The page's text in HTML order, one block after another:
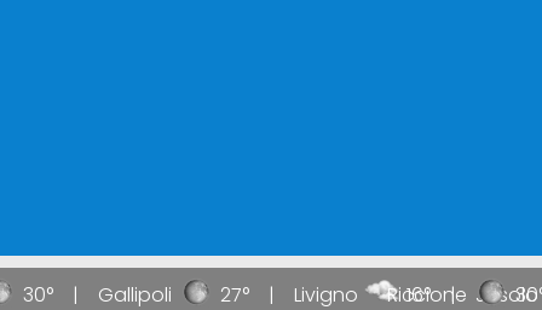
30° Gallipoli 27° Livigno 16° Jesolo
Riccione 30°